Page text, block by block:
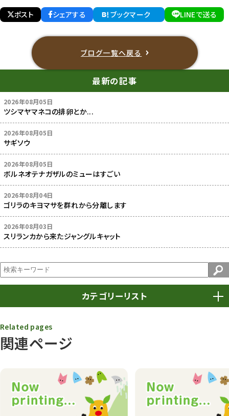
ポスト
シェアする ブックマーク LINEで送る
ブログ一覧へ戻る
最新の記事
2026年08月05日
ツシマヤマネコの排卵とか...
2026年08月05日
サギソウ
2026年08月05日
ボルネオテナガザルのミューはすごい
2026年08月04日
ゴリラのキヨマサを群れから分離します
2026年08月03日
スリランカから来たジャングルキャット
カテゴリーリスト
動物園
動物園その他 117
植物園 510
関連ページ
Related pages